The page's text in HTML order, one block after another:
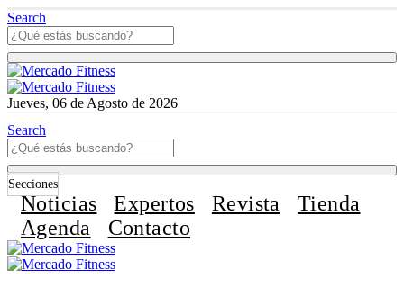
Search
Jueves, 06 de Agosto de 2026
Search
Secciones
Noticias Expertos Revista
Tienda
Agenda
Contacto